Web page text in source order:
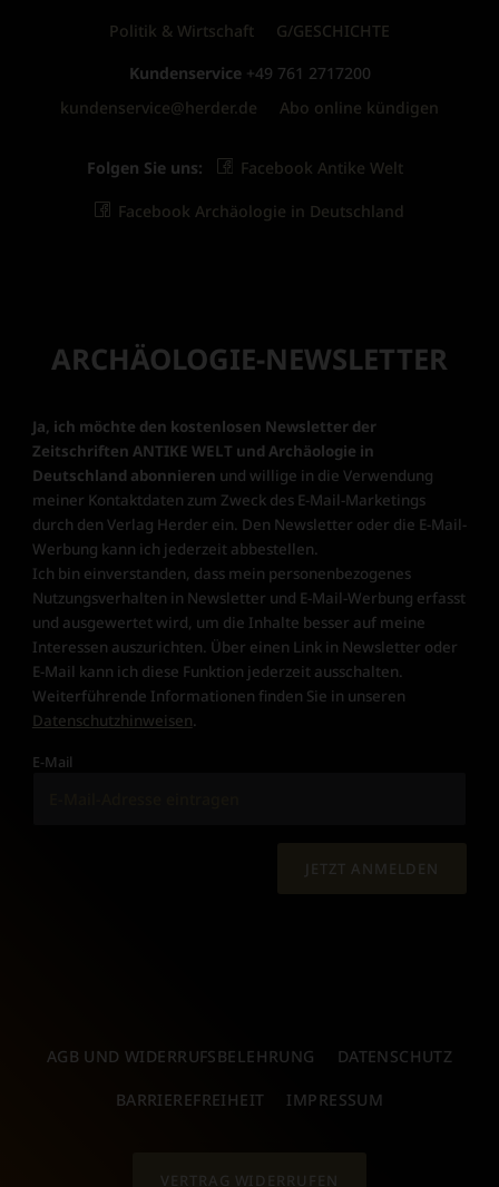
Politik & Wirtschaft G/GESCHICHTE
Kundenservice +49 761 2717200
kundenservice@herder.de
Abo online kündigen
Folgen Sie uns: Facebook Antike Welt
Facebook Archäologie in Deutschland
ARCHÄOLOGIE-NEWSLETTER
Ja, ich möchte den kostenlosen Newsletter der
Zeitschriften ANTIKE WELT und Archäologie in
Deutschland abonnieren und willige in die Verwendung
meiner Kontaktdaten zum Zweck des E-Mail-Marketings
durch den Verlag Herder ein. Den Newsletter oder die E-Mail-
Werbung kann ich jederzeit abbestellen.
Ich bin einverstanden, dass mein personenbezogenes
Nutzungsverhalten in Newsletter und E-Mail-Werbung erfasst
und ausgewertet wird, um die Inhalte besser auf meine
Interessen auszurichten. Über einen Link in Newsletter oder
E-Mail kann ich diese Funktion jederzeit ausschalten.
Weiterführende Informationen finden Sie in unseren
Datenschutzhinweisen.
E-Mail
JETZT ANMELDEN
AGB UND WIDERRUFSBELEHRUNG DATENSCHUTZ
BARRIEREFREIHEIT IMPRESSUM
VERTRAG WIDERRUFEN